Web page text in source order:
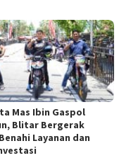
Mas Ibin Gaspol
Blitar Bergerak
Layanan dan